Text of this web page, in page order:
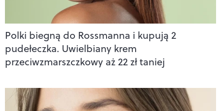
Polki biegną do Rossmanna i kupują 2
pudełeczka. Uwielbiany krem
przeciwzmarszczkowy aż 22 zł taniej